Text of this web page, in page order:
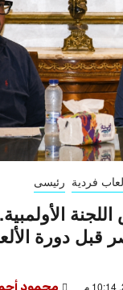
فردية رئيسى
قبل دورة
محمود